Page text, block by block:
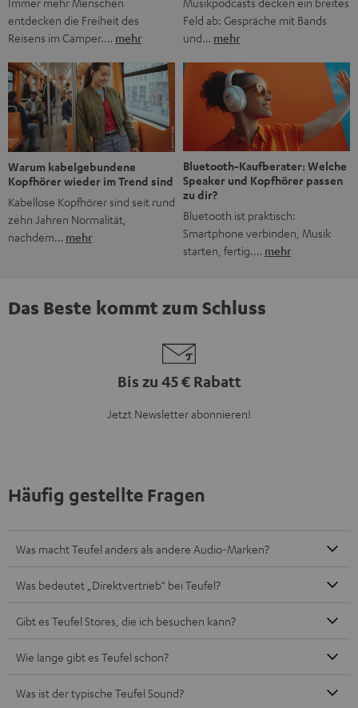
entdecken die Freiheit des
Reisens im Camper.… mehr
Feld ab: Gespräche mit Bands
und… mehr
Warum kabelgebundene
Kopfhörer wieder im Trend sind
Kabellose Kopfhörer sind seit rund
zehn Jahren Normalität,
nachdem… mehr
Bluetooth-Kaufberater: Welche
Speaker und Kopfhörer passen
zu dir?
Bluetooth ist praktisch:
Smartphone verbinden, Musik
starten, fertig.… mehr
Das Beste kommt zum Schluss
Bis zu 45 € Rabatt
Jetzt Newsletter abonnieren!
Häufig gestellte Fragen
Was macht Teufel anders als andere Audio-Marken?
Was bedeutet „Direktvertrieb“ bei Teufel?
Gibt es Teufel Stores, die ich besuchen kann?
Wie lange gibt es Teufel schon?
Was ist der typische Teufel Sound?